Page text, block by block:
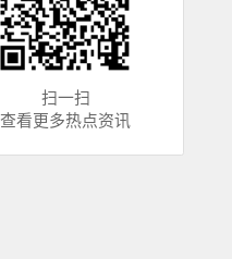
扫一扫
查看更多热点资讯